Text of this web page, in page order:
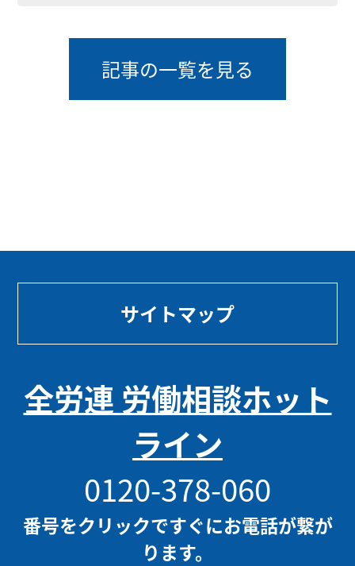
記事の一覧を見る
サイトマップ
全労連 労働相談ホット
ライン
0120-378-060
番号をクリックですぐにお電話が繋が
ります。